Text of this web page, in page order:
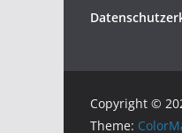
Copyright ©
Theme: